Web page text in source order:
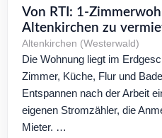
Von RTI: 1-
Altenkirchen zu
Altenkirchen (Westerwald)
Die Wohnung liegt im
Zimmer, Küche, Flur und
Entspannen nach der Arbeit
eigenen Stromzähler, die
Mieter. …